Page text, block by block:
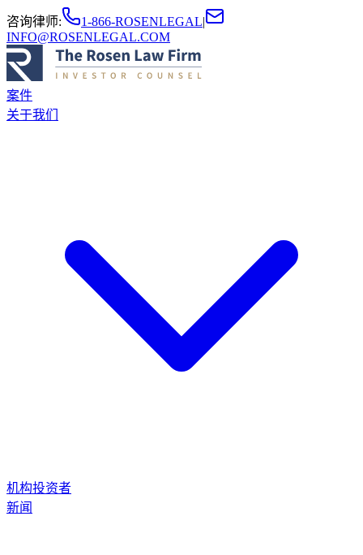
咨询律师: 1-866-ROSENLEGAL|
INFO@ROSENLEGAL.COM
案件
关于我们
机构投资者
新闻